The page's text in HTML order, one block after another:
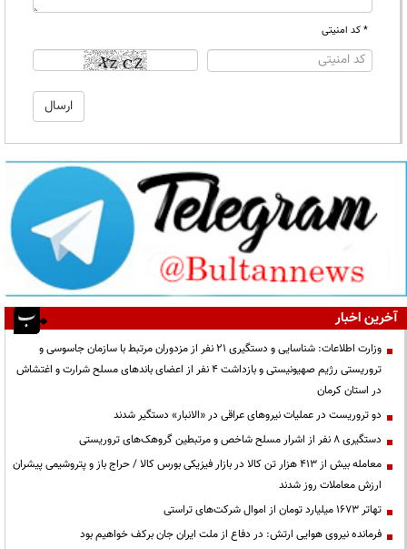
* کد امنیتی
آخرین اخبار
وزارت اطلاعات: شناسایی و دستگیری ۲۱ نفر از مزدوران مرتبط با سازمان جاسوسی و
تروریستی رژیم صهیونیستی و بازداشت ۴ نفر از اعضای باندهای مسلح شرارت و اغتشاش
در استان کرمان
دو تروریست در عملیات نیروهای عراقی در «الانبار» دستگیر شدند
دستگیری ۸ نفر از اشرار مسلح شاخص و مرتبطین گروهک‌های تروریستی
معامله بیش از ۴۱۳ هزار تن کالا در بازار فیزیکی بورس کالا / حراج باز و پتروشیمی پیشران
ارزش معاملات روز شدند
تهاتر ۱۶۷۳ میلیارد تومان از اموال شرکت‌های تراستی
فرمانده نیروی هوایی ارتش: در دفاع از ملت ایران جان برکف خواهیم بود